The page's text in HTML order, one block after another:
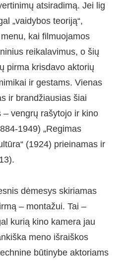
atsiradimą. Jei lig
„vaidybos teoriją“,
kai filmuojamos
reikalavimus, o šių
pirma krisdavo aktorių
ir gestams. Vienas
ir brandžiausias šiai
vengrų rašytojo ir kino
1949) „Regimas
(1924) prieinamas ir
dėmesys skiriamas
– montažui. Tai –
kurią kino kamera jau
meno išraiškos
būtinybe aktoriams